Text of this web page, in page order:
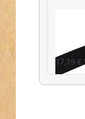
17,19 €